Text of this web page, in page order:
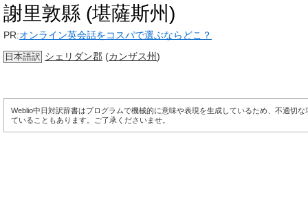
謝里敦縣 (堪薩斯州)
PR:オンライン英会話をコスパで選ぶならどこ？
日本語訳 シェリダン郡 (カンザス州)
Weblio中日対訳辞書はプログラムで機械的に意味や表現を生成しているため、不適切な
ていることもあります。ご了承くださいませ。